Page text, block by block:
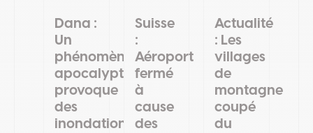
Dana :
Un
phénomène
apocalyptique
provoque
des
inondations
Suisse
:
Aéroport
fermé
à
cause
des
Actualité
: Les
villages
de
montagne
coupé
du